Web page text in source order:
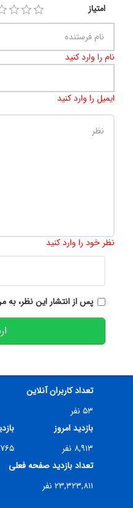
امتیاز
نام را وارد کنید
ایمیل را وارد کنید
نظر خود را وارد کنید
پس از انتشار این نظر، به
تعداد کاربران آنلاین
۵۳ نفر
بازدید امروز
۸,۹۱۳ نفر
۹,۷۶۵
تعداد بازدید صفحه فعلی
۲۳,۳۲۳,۸۱۱ نفر